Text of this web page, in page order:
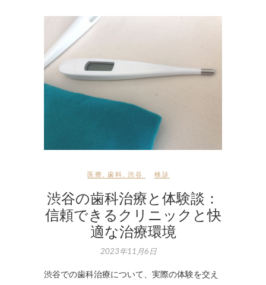
医療 歯科 渋谷 検診
渋谷の歯科治療と体験談：
信頼できるクリニックと快
適な治療環境
2023年11月6日
渋谷での歯科治療について、実際の体験を交え